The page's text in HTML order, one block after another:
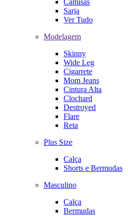
Camisas
Sarja
Ver Tudo
Modelagem
Skinny
Wide Leg
Cigarrete
Mom Jeans
Cintura Alta
Clochard
Destroyed
Flare
Reta
Plus Size
Calça
Shorts e Bermudas
Masculino
Calça
Bermudas